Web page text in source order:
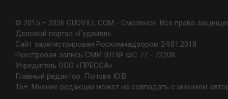
© 2015 – 2026 GUDVILL.COM - Смоленск. Все права
Деловой портал «Гудвилл»
Сайт зарегистрирован Роскомнадзором 24.01.2018
Реестровая запись СМИ ЭЛ № ФС 77 - 72208
Учредитель ООО «ПРЕССА»
Главный редактор: Попова Ю.В.
16+. Мнение редакции может не совпадать с мнением